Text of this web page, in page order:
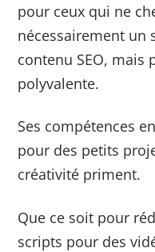
pour ceux qui ne
nécessairement un
contenu SEO, mais
polyvalente.
Ses compétences
pour des petits
créativité priment.
Que ce soit pour
scripts pour des